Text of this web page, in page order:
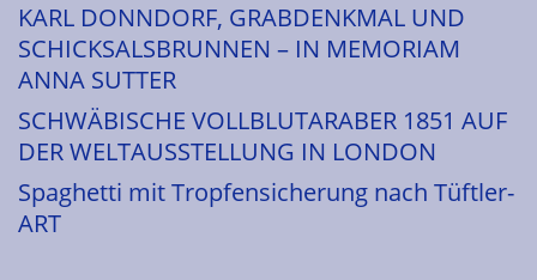
KARL DONNDORF, GRABDENKMAL UND
SCHICKSALSBRUNNEN – IN MEMORIAM
ANNA SUTTER
SCHWÄBISCHE VOLLBLUTARABER 1851 AUF
DER WELTAUSSTELLUNG IN LONDON
Spaghetti mit Tropfensicherung nach Tüftler-
ART